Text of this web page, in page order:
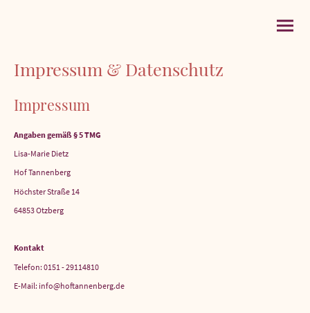
Impressum & Datenschutz
Impressum
Angaben gemäß § 5 TMG
Lisa-Marie Dietz
Hof Tannenberg
Höchster Straße 14
64853 Otzberg
Kontakt
Telefon: 0151 - 29114810
E-Mail: info@hoftannenberg.de